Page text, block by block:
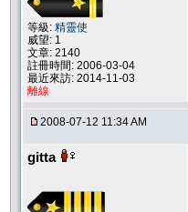
等級: 精靈使
威望: 1
文章: 2140
註冊時間: 2006-03-04
最近來訪: 2014-11-03
離線
2008-07-12 11:34 AM
gitta